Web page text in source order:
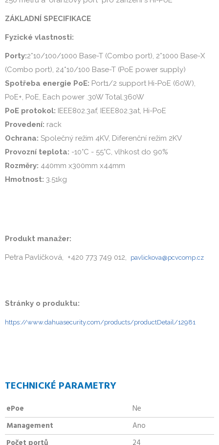
ZÁKLADNÍ SPECIFIKACE
Fyzické vlastnosti:
Porty:2*10/100/1000 Base-T (Combo port), 2*1000 Base-X
(Combo port), 24*10/100 Base-T (PoE power supply)
Spotřeba energie PoE: Port1/2 support Hi-PoE (60W),
PoE+, PoE, Each power .30W Total.360W
PoE protokol: IEEE802.3af, IEEE802.3at, Hi-PoE
Provedení: rack
Ochrana: Společný režim 4KV, Diferenční režim 2KV
Provozní teplota: -10°C - 55°C, vlhkost do 90%
Rozměry: 440mm x300mm x44mm
Hmotnost: 3.51kg
Produkt manažer:
Petra Pavlíčková, +420 773 749 012, pavlickova@pcvcomp.cz
Stránky o produktu:
https://www.dahuasecurity.com/products/productDetail/12981
TECHNICKÉ PARAMETRY
ePoe
Ne
Management
Ano